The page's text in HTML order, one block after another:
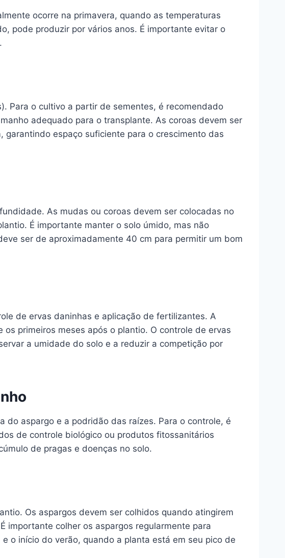
ocorre na primavera, quando as temperaturas
pode produzir por vários anos. É importante evitar o
Para o cultivo a partir de sementes, é recomendado
adequado para o transplante. As coroas devem ser
espaço suficiente para o crescimento das
As mudas ou coroas devem ser colocadas no
É importante manter o solo úmido, mas não
ser de aproximadamente 40 cm para permitir um bom
de ervas daninhas e aplicação de fertilizantes. A
primeiros meses após o plantio. O controle de ervas
a umidade do solo e a reduzir a competição por
do aspargo e a podridão das raízes. Para o controle, é
de controle biológico ou produtos fitossanitários
de pragas e doenças no solo.
Os aspargos devem ser colhidos quando atingirem
importante colher os aspargos regularmente para
o início do verão, quando a planta está em seu pico de